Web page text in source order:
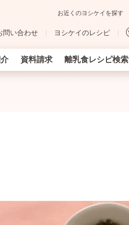
お近くのヨシケイを探す
問い合わせ ヨシケイのレシピ
資料請求 離乳食レシピ検索